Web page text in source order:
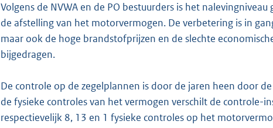
Volgens de NVWA en de PO bestuurders is het
de afstelling van het motorvermogen. De verbetering is in
maar ook de hoge brandstofprijzen en de slechte
bijgedragen.
De controle op de zegelplannen is door de jaren heen door
de fysieke controles van het vermogen verschilt de controle-
respectievelijk 8, 13 en 1 fysieke controles op het